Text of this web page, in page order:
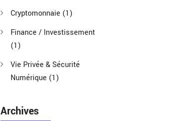
Cryptomonnaie (1)
Finance / Investissement
(1)
Vie Privée & Sécurité
Numérique (1)
Archives